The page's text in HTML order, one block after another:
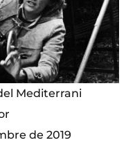
Mediterrani
de 2019